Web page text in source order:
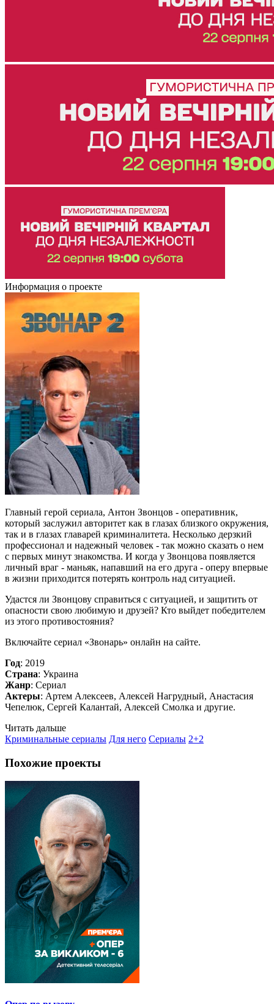
Информация о проекте
Главный герой сериала, Антон Звонцов - оперативник,
который заслужил авторитет как в глазах близкого окружения,
так и в глазах главарей криминалитета. Несколько дерзкий
профессионал и надежный человек - так можно сказать о нем
с первых минут знакомства. И когда у Звонцова появляется
личный враг - маньяк, напавший на его друга - оперу впервые
в жизни приходится потерять контроль над ситуацией.
Удастся ли Звонцову справиться с ситуацией, и защитить от
опасности свою любимую и друзей? Кто выйдет победителем
из этого противостояния?
Включайте сериал «Звонарь» онлайн на сайте.
Год: 2019
Страна: Украина
Жанр: Сериал
Актеры: Артем Алексеев, Алексей Нагрудный, Анастасия
Чепелюк, Сергей Калантай, Алексей Смолка и другие.
Читать дальше
Криминальные сериалы Для него Сериалы 2+2
Похожие проекты